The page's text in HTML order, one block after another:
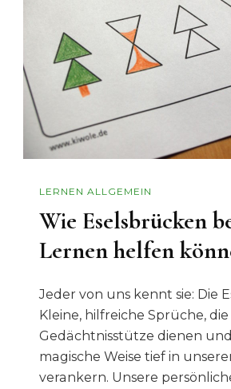
LERNEN ALLGEMEIN
Wie Eselsbrücken
Lernen helfen
Jeder von uns kennt sie: Die
Kleine, hilfreiche Sprüche,
Gedächtnisstütze dienen
magische Weise tief in
verankern. Unsere